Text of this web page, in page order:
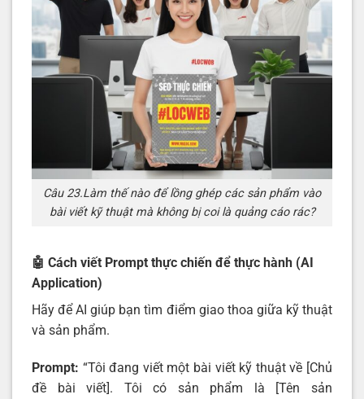
Câu 23.Làm thế nào để lồng ghép các sản phẩm vào
bài viết kỹ thuật mà không bị coi là quảng cáo rác?
🤖 Cách viết Prompt thực chiến để thực hành (AI
Application)
Hãy để AI giúp bạn tìm điểm giao thoa giữa kỹ thuật
và sản phẩm.
Prompt: “Tôi đang viết một bài viết kỹ thuật về [Chủ
đề bài viết]. Tôi có sản phẩm là [Tên sản